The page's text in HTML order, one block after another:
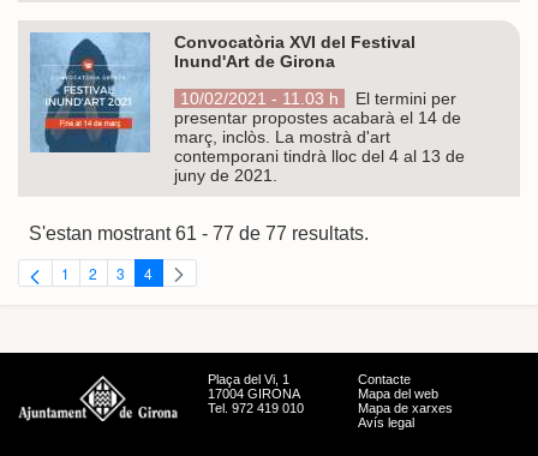
Convocatòria XVI del Festival
Inund'Art de Girona
10/02/2021 - 11.03 h
El termini per
presentar propostes acabarà el 14 de
març, inclòs. La mostrà d'art
contemporani tindrà lloc del 4 al 13 de
juny de 2021.
S'estan mostrant 61 - 77 de 77 resultats.
Pàgina
1 Pàgina
2 Pàgina
3 Pàgina
4
Plaça del Vi, 1
17004 GIRONA
Tel. 972 419 010
Contacte
Mapa del web
Mapa de xarxes
Avís legal